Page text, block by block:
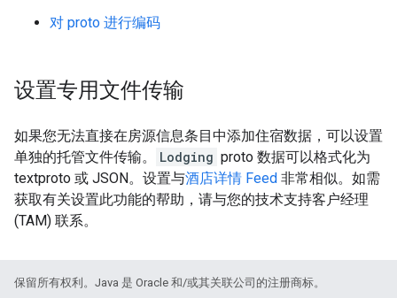
对 proto 进行编码
设置专用文件传输
如果您无法直接在房源信息条目中添加住宿数据，可以设置
单独的托管文件传输。
Lodging proto 数据可以格式化为
textproto 或 JSON。设置与酒店详情 Feed 非常相似。如需
获取有关设置此功能的帮助，请与您的技术支持客户经理
(TAM) 联系。
保留所有权利。Java 是 Oracle 和/或其关联公司的注册商标。